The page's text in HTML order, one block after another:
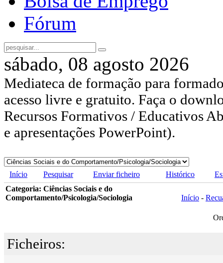
Fórum
sábado, 08 agosto 2026
Mediateca de formação para
acesso livre e gratuito. Faça o
Recursos Formativos / Educativos
e apresentações PowerPoint).
Início Pesquisar Enviar ficheiro Histórico
Categoria: Ciências Sociais e do
Comportamento/Psicologia/Sociologia
Início -
Ficheiros: